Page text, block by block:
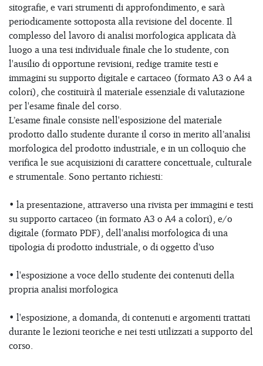
sitografie, e vari strumenti di approfondimento, e sarà
periodicamente sottoposta alla revisione del docente. Il
complesso del lavoro di analisi morfologica applicata dà
luogo a una tesi individuale finale che lo studente, con
l'ausilio di opportune revisioni, redige tramite testi e
immagini su supporto digitale e cartaceo (formato A3 o A4 a
colori), che costituirà il materiale essenziale di valutazione
per l'esame finale del corso.
L’esame finale consiste nell'esposizione del materiale
prodotto dallo studente durante il corso in merito all’analisi
morfologica del prodotto industriale, e in un colloquio che
verifica le sue acquisizioni di carattere concettuale, culturale
e strumentale. Sono pertanto richiesti:
• la presentazione, attraverso una rivista per immagini e testi
su supporto cartaceo (in formato A3 o A4 a colori), e/o
digitale (formato PDF), dell'analisi morfologica di una
tipologia di prodotto industriale, o di oggetto d’uso
• l'esposizione a voce dello studente dei contenuti della
propria analisi morfologica
• l'esposizione, a domanda, di contenuti e argomenti trattati
durante le lezioni teoriche e nei testi utilizzati a supporto del
corso.